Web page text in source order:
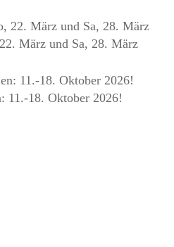
März und Sa, 28. März
11.-18. Oktober 2026!